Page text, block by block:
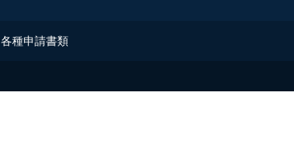
各種申請書類